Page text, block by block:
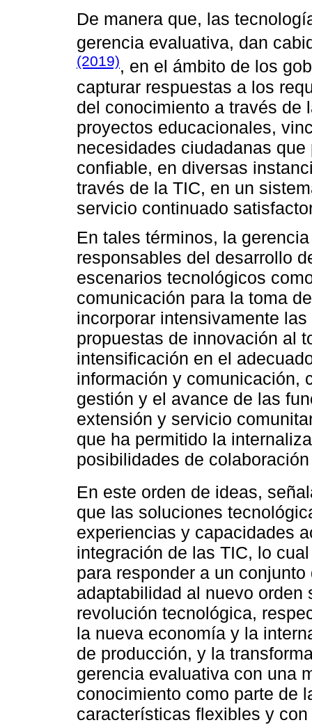
De manera que, las
gerencia evaluativa, dan
(2019), en el ámbito de los
capturar respuestas a los
del conocimiento a través de
proyectos educacionales,
necesidades ciudadanas
confiable, en diversas
través de la TIC, en un
servicio continuado
En tales términos, la
responsables del desarrollo
escenarios tecnológicos
comunicación para la toma
incorporar intensivamente
propuestas de innovación al
intensificación en el
información y comunicación,
gestión y el avance de las
extensión y servicio
que ha permitido la
posibilidades de
En este orden de ideas,
que las soluciones
experiencias y capacidades
integración de las TIC, lo
para responder a un
adaptabilidad al nuevo
revolución tecnológica,
la nueva economía y la
de producción, y la
gerencia evaluativa con una
conocimiento como parte de
características flexibles y